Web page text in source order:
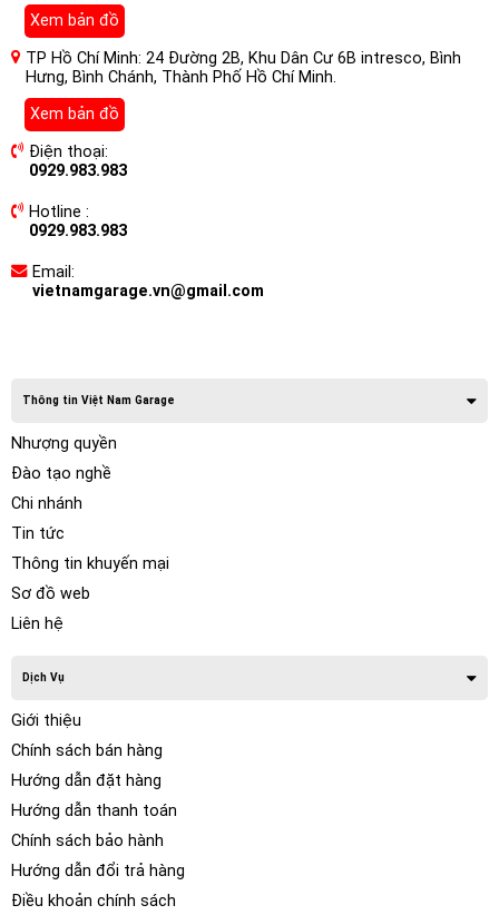
Xem bản đồ
TP Hồ Chí Minh: 24 Đường 2B, Khu Dân Cư 6B intresco, Bình
Hưng, Bình Chánh, Thành Phố Hồ Chí Minh.
Xem bản đồ
Điện thoại:
0929.983.983
Hotline :
0929.983.983
Email:
vietnamgarage.vn@gmail.com
Thông tin Việt Nam Garage
Nhượng quyền
Đào tạo nghề
Chi nhánh
Tin tức
Thông tin khuyến mại
Sơ đồ web
Liên hệ
Dịch Vụ
Giới thiệu
Chính sách bán hàng
Hướng dẫn đặt hàng
Hướng dẫn thanh toán
Chính sách bảo hành
Hướng dẫn đổi trả hàng
Điều khoản chính sách